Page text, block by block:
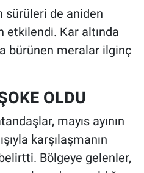
sürüleri de aniden
etkilendi. Kar altında
bürünen meralar ilginç
OLDU
mayıs ayının
karşılaşmanın
Bölgeye gelenler,